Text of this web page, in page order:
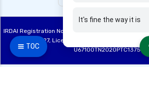
☰ TOC
It's fine the way it is
IRDAI Registration No: 748, Registration Code No.
28/06/2027, License category – Direct Broker
U67100TN2020PTC137515